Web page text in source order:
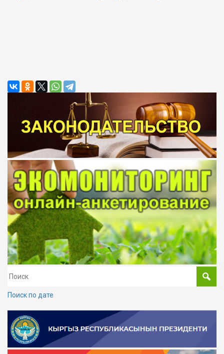
Поиск по дате